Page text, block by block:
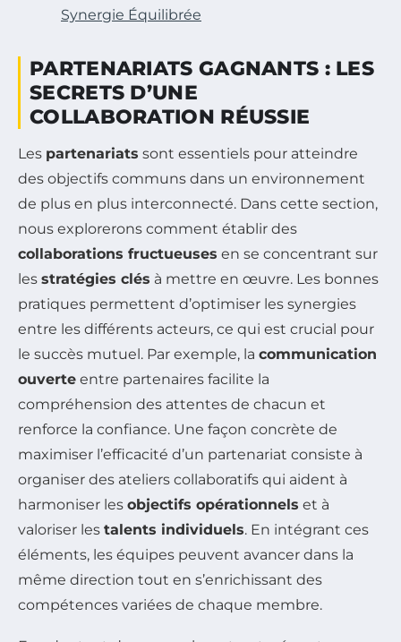
Synergie Équilibrée
PARTENARIATS GAGNANTS : LES
SECRETS D’UNE
COLLABORATION RÉUSSIE
Les partenariats sont essentiels pour atteindre
des objectifs communs dans un environnement
de plus en plus interconnecté. Dans cette section,
nous explorerons comment établir des
collaborations fructueuses en se concentrant sur
les stratégies clés à mettre en œuvre. Les bonnes
pratiques permettent d’optimiser les synergies
entre les différents acteurs, ce qui est crucial pour
le succès mutuel. Par exemple, la communication
ouverte entre partenaires facilite la
compréhension des attentes de chacun et
renforce la confiance. Une façon concrète de
maximiser l’efficacité d’un partenariat consiste à
organiser des ateliers collaboratifs qui aident à
harmoniser les objectifs opérationnels et à
valoriser les talents individuels. En intégrant ces
éléments, les équipes peuvent avancer dans la
même direction tout en s’enrichissant des
compétences variées de chaque membre.